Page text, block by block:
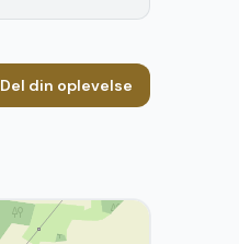
Del din oplevelse